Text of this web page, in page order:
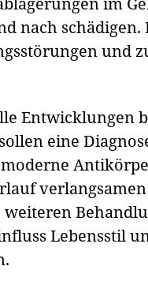
nach schädigen.
und
Entwicklungen
eine
Lebensstil